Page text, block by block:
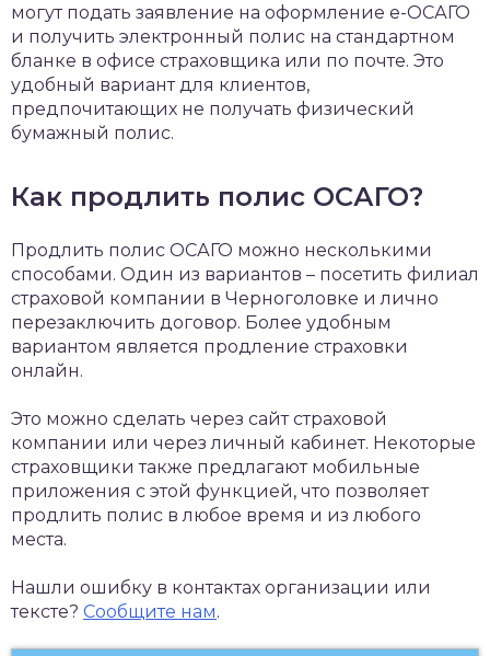
могут подать заявление на оформление е-ОСАГО
и получить электронный полис на стандартном
бланке в офисе страховщика или по почте. Это
удобный вариант для клиентов,
предпочитающих не получать физический
бумажный полис.
Как продлить полис ОСАГО?
Продлить полис ОСАГО можно несколькими
способами. Один из вариантов – посетить филиал
страховой компании в Черноголовке и лично
перезаключить договор. Более удобным
вариантом является продление страховки
онлайн.
Это можно сделать через сайт страховой
компании или через личный кабинет. Некоторые
страховщики также предлагают мобильные
приложения с этой функцией, что позволяет
продлить полис в любое время и из любого
места.
Нашли ошибку в контактах организации или
тексте? Сообщите нам.